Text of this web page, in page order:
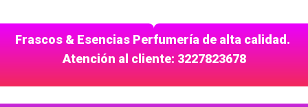
Frascos & Esencias Perfumería de alta calidad.
Atención al cliente: 3227823678